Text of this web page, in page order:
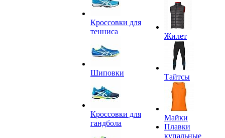
Кроссовки для
тенниса
Шиповки
Кроссовки для
гандбола
Жилет
Тайтсы
Майки
Плавки
купальные